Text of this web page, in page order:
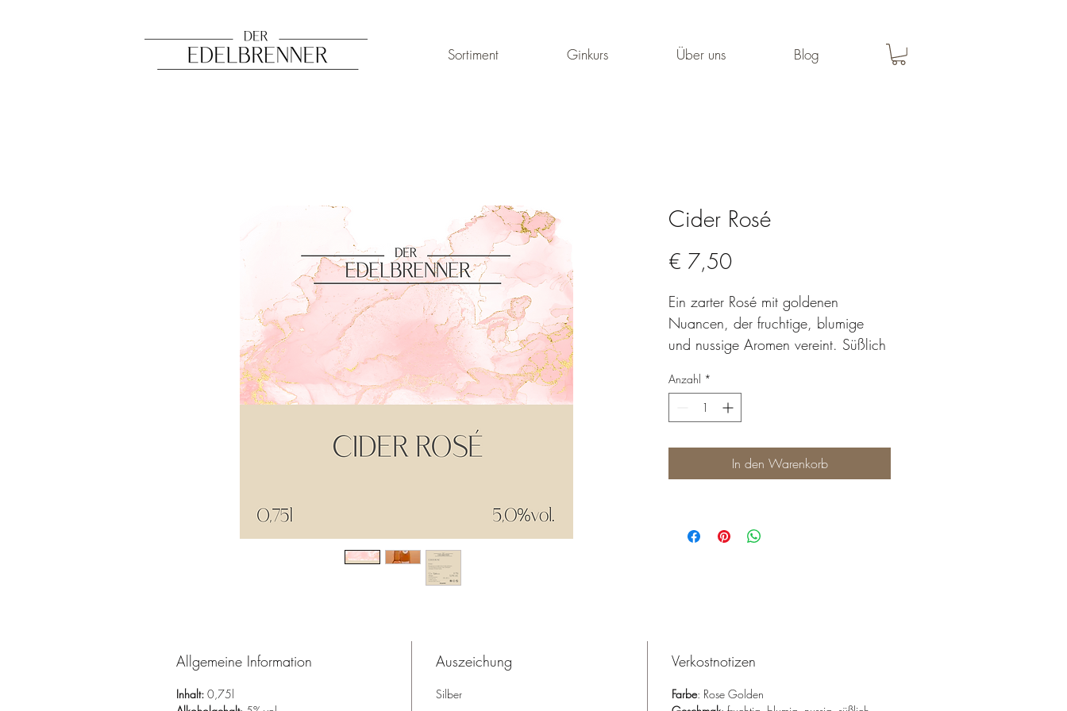
Sortiment Ginkurs Über uns Blog
Cider Rosé
€ 7,50Preis
Ein zarter Rosé mit goldenen
Nuancen, der fruchtige, blumige
und nussige Aromen vereint. Süßlich
Cider eignet sich ideal als
Begleitung zu Gemüse, Fleisch oder
Anzahl *
In den Warenkorb
Allgemeine Information
Inhalt: 0,75l
Auszeichung
Silber
Verkostnotizen
Farbe: Rose Golden